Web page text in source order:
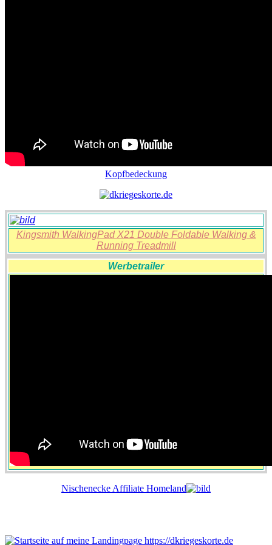
Kopfbedeckung
Kingsmith WalkingPad X21 Double Foldable Walking &
Running Treadmill
Werbetrailer
Nischenecke Affiliate Homeland